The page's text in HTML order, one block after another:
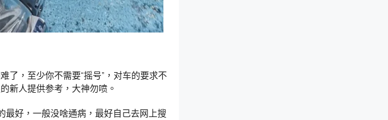
了，至少你不需要“摇号”，对车的要求不
新人提供参考，大神勿喷。
最好，一般没啥通病，最好自己去网上搜